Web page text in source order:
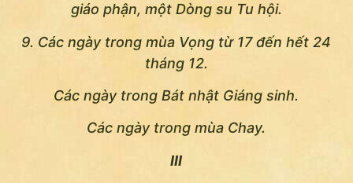
giáo phận, một Dòng su Tu hội.
9. Các ngày trong mùa Vọng từ 17 đến hết 24
tháng 12.
Các ngày trong Bát nhật Giáng sinh.
Các ngày trong mùa Chay.
III